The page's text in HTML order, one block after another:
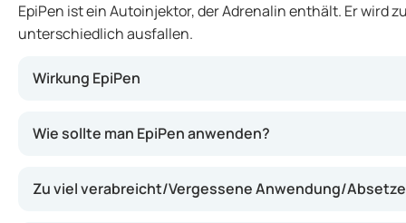
EpiPen ist ein Autoinjektor, der Adrenalin enthält. Er
unterschiedlich ausfallen.
Wirkung EpiPen
Wie sollte man EpiPen anwenden?
Zu viel verabreicht/Vergessene Anwendung/